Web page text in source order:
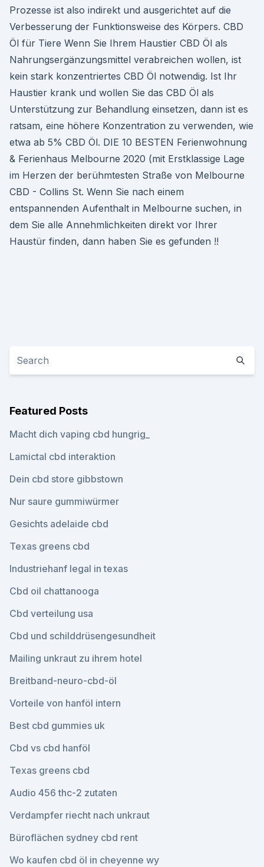
Prozesse ist also indirekt und ausgerichtet auf die
Verbesserung der Funktionsweise des Körpers. CBD
Öl für Tiere Wenn Sie Ihrem Haustier CBD Öl als
Nahrungsergänzungsmittel verabreichen wollen, ist
kein stark konzentriertes CBD Öl notwendig. Ist Ihr
Haustier krank und wollen Sie das CBD Öl als
Unterstützung zur Behandlung einsetzen, dann ist es
ratsam, eine höhere Konzentration zu verwenden, wie
etwa ab 5% CBD Öl. DIE 10 BESTEN Ferienwohnung
& Ferienhaus Melbourne 2020 (mit Erstklassige Lage
im Herzen der berühmtesten Straße von Melbourne
CBD - Collins St. Wenn Sie nach einem
entspannenden Aufenthalt in Melbourne suchen, in
dem Sie alle Annehmlichkeiten direkt vor Ihrer
Haustür finden, dann haben Sie es gefunden !!
Featured Posts
Macht dich vaping cbd hungrig_
Lamictal cbd interaktion
Dein cbd store gibbstown
Nur saure gummiwürmer
Gesichts adelaide cbd
Texas greens cbd
Industriehanf legal in texas
Cbd oil chattanooga
Cbd verteilung usa
Cbd und schilddrüsengesundheit
Mailing unkraut zu ihrem hotel
Breitband-neuro-cbd-öl
Vorteile von hanföl intern
Best cbd gummies uk
Cbd vs cbd hanföl
Texas greens cbd
Audio 456 thc-2 zutaten
Verdampfer riecht nach unkraut
Büroflächen sydney cbd rent
Wo kaufen cbd öl in cheyenne wy